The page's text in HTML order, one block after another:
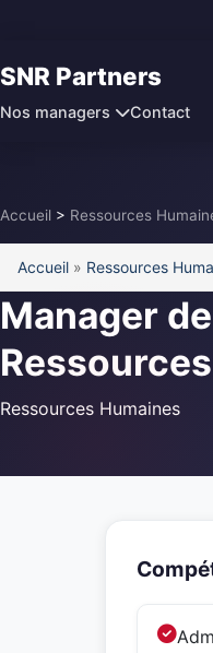
SNR Partners
Nos managers Contact
Accueil > Ressources
Accueil » Ressources
Manager
Ressources Humaines